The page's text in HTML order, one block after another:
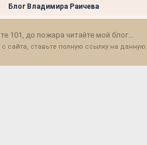
Блог Владимира Раичева
101, до пожара читайте мой блог...
сайта, ставьте полную ссылку на данную